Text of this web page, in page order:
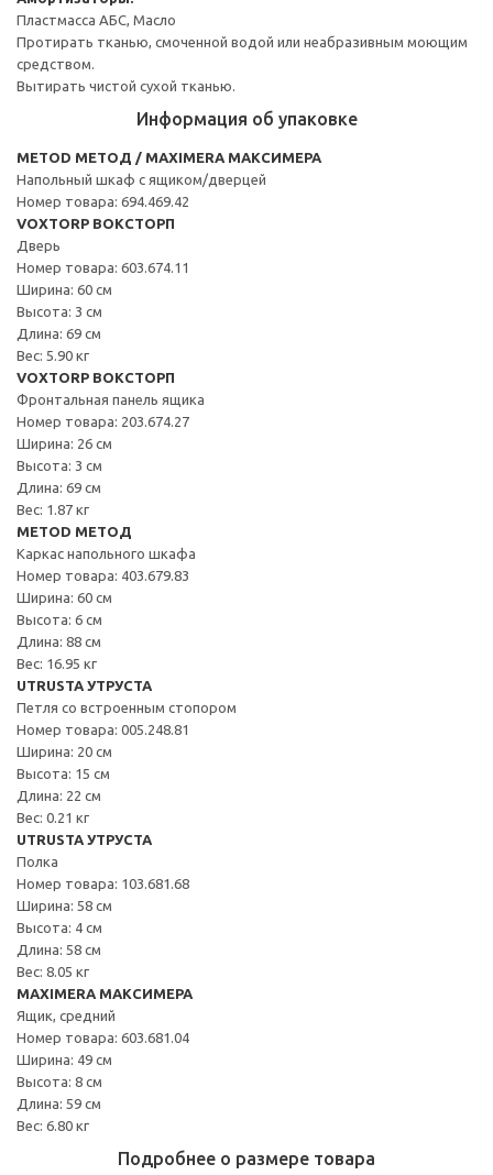
Пластмасса АБС, Масло
Протирать тканью, смоченной водой или неабразивным моющим
средством.
Вытирать чистой сухой тканью.
Информация об упаковке
METOD МЕТОД / MAXIMERA МАКСИМЕРА
Напольный шкаф с ящиком/дверцей
Номер товара: 694.469.42
VOXTORP ВОКСТОРП
Дверь
Номер товара: 603.674.11
Ширина: 60 см
Высота: 3 см
Длина: 69 см
Вес: 5.90 кг
VOXTORP ВОКСТОРП
Фронтальная панель ящика
Номер товара: 203.674.27
Ширина: 26 см
Высота: 3 см
Длина: 69 см
Вес: 1.87 кг
METOD МЕТОД
Каркас напольного шкафа
Номер товара: 403.679.83
Ширина: 60 см
Высота: 6 см
Длина: 88 см
Вес: 16.95 кг
UTRUSTA УТРУСТА
Петля со встроенным стопором
Номер товара: 005.248.81
Ширина: 20 см
Высота: 15 см
Длина: 22 см
Вес: 0.21 кг
UTRUSTA УТРУСТА
Полка
Номер товара: 103.681.68
Ширина: 58 см
Высота: 4 см
Длина: 58 см
Вес: 8.05 кг
MAXIMERA МАКСИМЕРА
Ящик, средний
Номер товара: 603.681.04
Ширина: 49 см
Высота: 8 см
Длина: 59 см
Вес: 6.80 кг
Подробнее о размере товара